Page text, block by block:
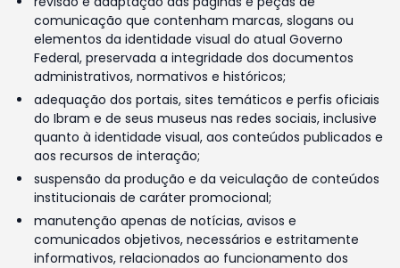
comunicação que contenham marcas, slogans ou
elementos da identidade visual do atual Governo
Federal, preservada a integridade dos documentos
administrativos, normativos e históricos;
adequação dos portais, sites temáticos e perfis oficiais
do Ibram e de seus museus nas redes sociais, inclusive
quanto à identidade visual, aos conteúdos publicados e
aos recursos de interação;
suspensão da produção e da veiculação de conteúdos
institucionais de caráter promocional;
manutenção apenas de notícias, avisos e
comunicados objetivos, necessários e estritamente
informativos, relacionados ao funcionamento dos